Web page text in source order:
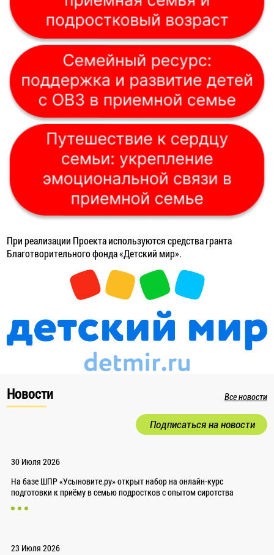
При реализации Проекта используются средства гранта
Благотворительного фонда «Детский мир».
Новости Все новости
Подписаться на новости
30 Июля 2026
На базе ШПР «Усыновите.ру» открыт набор на онлайн-курс
подготовки к приёму в семью подростков с опытом сиротства
23 Июля 2026